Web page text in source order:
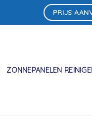
PRIJS
ZONNEPANELEN